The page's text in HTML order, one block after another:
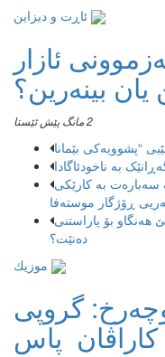
ئازار
بینەرین؟
2 مانگ پێش ئێستا
سەبارەت بە کارێکی
بۆ پاراستنی
گروپی